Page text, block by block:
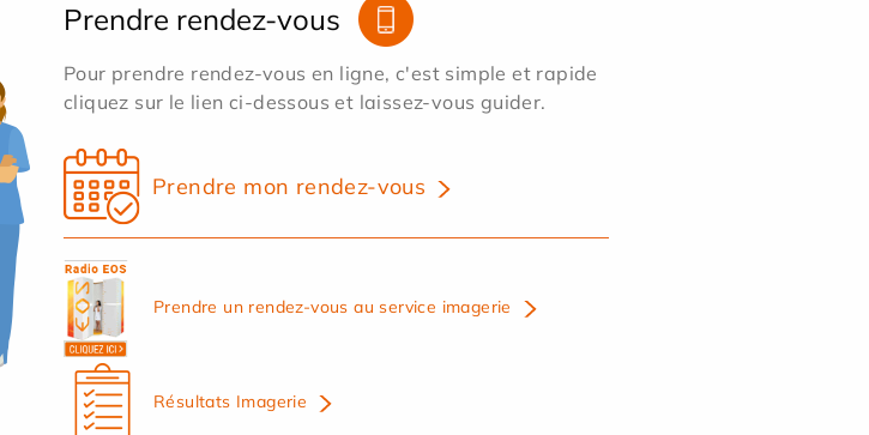
Prendre rendez-vous
Pour prendre rendez-vous en ligne, c'est simple et rapide
cliquez sur le lien ci-dessous et laissez-vous guider.
Prendre mon rendez-vous
Prendre un rendez-vous au service imagerie
Résultats Imagerie